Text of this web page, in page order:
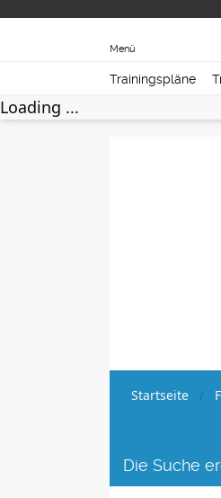
Menü
Trainingspläne
Loading ...
Startseite
Die Suche